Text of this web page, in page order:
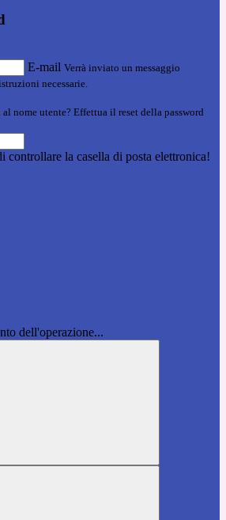
E-mail Verrà inviato un messaggio
necessarie.
nome utente? Effettua il reset della password
controllare la casella di posta elettronica!
dell'operazione...